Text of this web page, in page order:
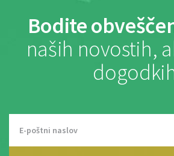
Bodite
naših novostih,